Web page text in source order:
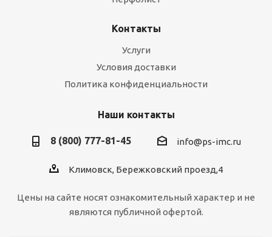
Контакты
Услуги
Условия доставки
Политика конфиденциальности
Наши контакты
8 (800) 777-81-45 info@ps-imc.ru
Климовск, Бережковский проезд,4
Цены на сайте носят ознакомительный характер и не
являются публичной офертой.